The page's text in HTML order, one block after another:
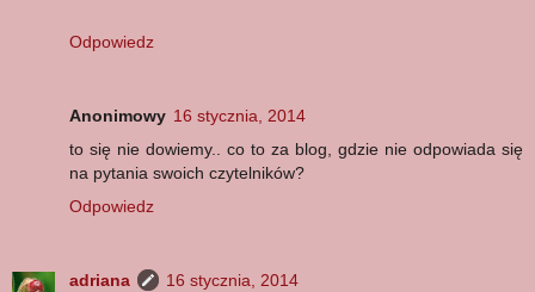
Odpowiedz
Anonimowy 16 stycznia, 2014
to się nie dowiemy.. co to za blog, gdzie nie odpowiada się
na pytania swoich czytelników?
Odpowiedz
adriana
16 stycznia, 2014